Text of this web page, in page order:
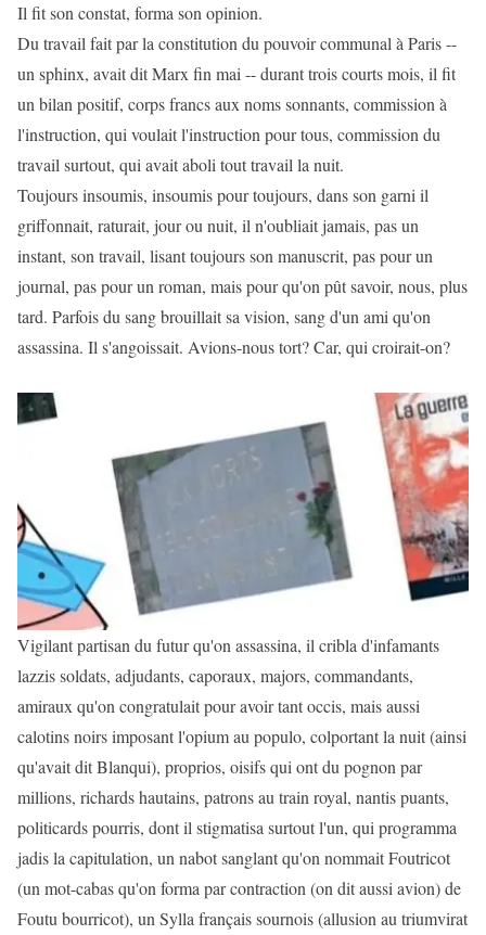
Il fit son constat, forma son opinion.
Du travail fait par la constitution du pouvoir communal à Paris --
un sphinx, avait dit Marx fin mai -- durant trois courts mois, il fit
un bilan positif, corps francs aux noms sonnants, commission à
l'instruction, qui voulait l'instruction pour tous, commission du
travail surtout, qui avait aboli tout travail la nuit.
Toujours insoumis, insoumis pour toujours, dans son garni il
griffonnait, raturait, jour ou nuit, il n'oubliait jamais, pas un
instant, son travail, lisant toujours son manuscrit, pas pour un
journal, pas pour un roman, mais pour qu'on pût savoir, nous, plus
tard. Parfois du sang brouillait sa vision, sang d'un ami qu'on
assassina. Il s'angoissait. Avions-nous tort? Car, qui croirait-on?
Vigilant partisan du futur qu'on assassina, il cribla d'infamants
lazzis soldats, adjudants, caporaux, majors, commandants,
amiraux qu'on congratulait pour avoir tant occis, mais aussi
calotins noirs imposant l'opium au populo, colportant la nuit (ainsi
qu'avait dit Blanqui), proprios, oisifs qui ont du pognon par
millions, richards hautains, patrons au train royal, nantis puants,
politicards pourris, dont il stigmatisa surtout l'un, qui programma
jadis la capitulation, un nabot sanglant qu'on nommait Foutricot
(un mot-cabas qu'on forma par contraction (on dit aussi avion) de
Foutu bourricot), un Sylla français sournois (allusion au triumvirat